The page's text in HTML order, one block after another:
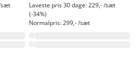
sæt
Laveste pris 30 dage: 229,- /sæt
(-34%)
Normalpris: 299,- /sæt